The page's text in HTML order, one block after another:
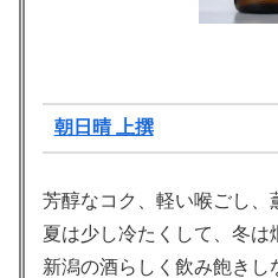
朝日晴 上撰
芳醇なコク、軽い喉ごし、
夏は少し冷たくして、冬は
新潟の酒らしく飲み飽きし